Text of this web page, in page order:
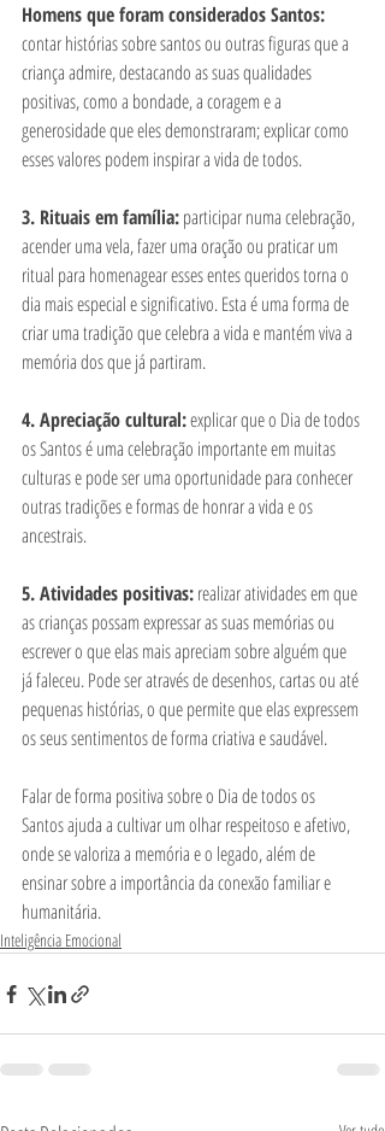
Homens que foram considerados Santos:
contar histórias sobre santos ou outras figuras que a
criança admire, destacando as suas qualidades
positivas, como a bondade, a coragem e a
generosidade que eles demonstraram; explicar como
esses valores podem inspirar a vida de todos.
3. Rituais em família: participar numa celebração,
acender uma vela, fazer uma oração ou praticar um
ritual para homenagear esses entes queridos torna o
dia mais especial e significativo. Esta é uma forma de
criar uma tradição que celebra a vida e mantém viva a
memória dos que já partiram.
4. Apreciação cultural: explicar que o Dia de todos
os Santos é uma celebração importante em muitas
culturas e pode ser uma oportunidade para conhecer
outras tradições e formas de honrar a vida e os
ancestrais.
5. Atividades positivas: realizar atividades em que
as crianças possam expressar as suas memórias ou
escrever o que elas mais apreciam sobre alguém que
já faleceu. Pode ser através de desenhos, cartas ou até
pequenas histórias, o que permite que elas expressem
os seus sentimentos de forma criativa e saudável.
Falar de forma positiva sobre o Dia de todos os
Santos ajuda a cultivar um olhar respeitoso e afetivo,
onde se valoriza a memória e o legado, além de
ensinar sobre a importância da conexão familiar e
humanitária.
Inteligência Emocional